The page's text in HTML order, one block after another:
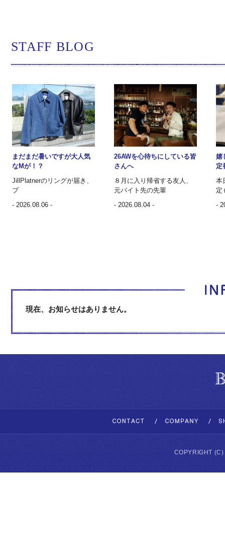
STAFF BLOG
まだまだ暑いですが大人気
なMが！？
JillPlatnerのリングが届き、
ブ
- 2026.08.06 -
26AWを心待ちにしている皆
さんへ
８月に入り帰省する友人、
元バイト先の先輩
- 2026.08.04 -
嬉
定
本
定
-
現在、お知らせはありません。
COPYRIGHT